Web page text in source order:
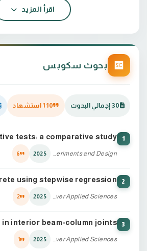
المعلومات الشخصية
الجعيفر
اقرأ المزيد
بحوث سكوبس
30 إجمالي البحوث 110 استشهاد
1
Multiscale and Multidisciplinary Modeling, Experiments and Design
2025
6
2
Discover Applied Sciences
2025
2
3
Discover Applied Sciences
2025
1